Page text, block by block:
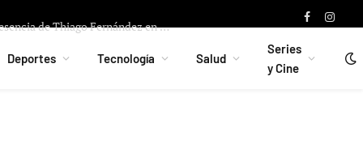
Cupo de extracomunitarios limita presencia de Thiago Fernández en Villarreal Facebook
Deportes Tecnología Salud
Series
y Cine